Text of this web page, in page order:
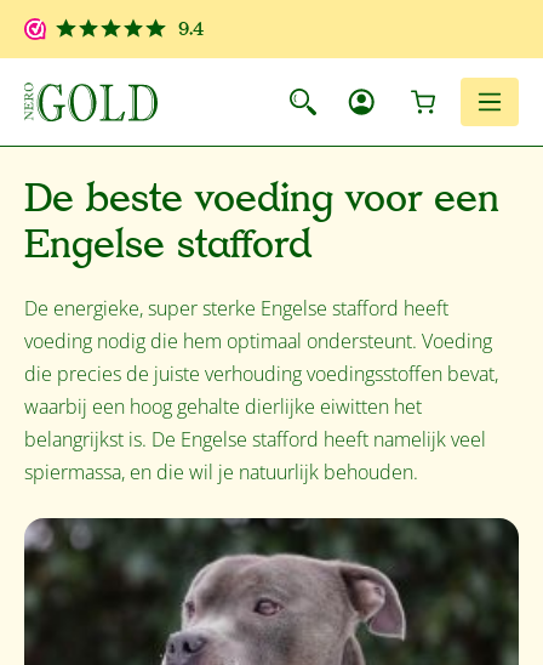
Ga naar de hoofdinhoud
9.4
De beste voeding voor een
Engelse stafford
De energieke, super sterke Engelse stafford heeft
voeding nodig die hem optimaal ondersteunt. Voeding
die precies de juiste verhouding voedingsstoffen bevat,
waarbij een hoog gehalte dierlijke eiwitten het
belangrijkst is. De Engelse stafford heeft namelijk veel
spiermassa, en die wil je natuurlijk behouden.